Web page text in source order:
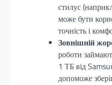
стилус
може бути
точність і
Зовнішній
роботи
1 ТБ від
допоможе